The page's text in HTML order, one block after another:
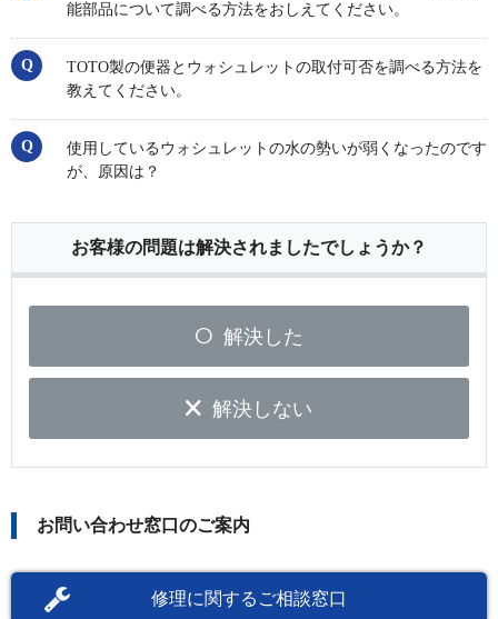
能部品について調べる方法をおしえてください。
TOTO製の便器とウォシュレットの取付可否を調べる方法を
教えてください。
使用しているウォシュレットの水の勢いが弱くなったのです
が、原因は？
お客様の問題は解決されましたでしょうか？
解決した
解決しない
お問い合わせ窓口のご案内
修理に関するご相談窓口